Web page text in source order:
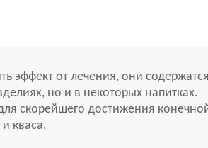
эффект от лечения, они
но и в некоторых напитках.
скорейшего достижения
кваса.